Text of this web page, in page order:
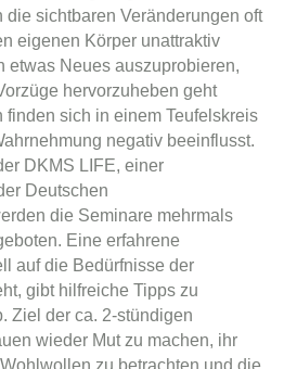
die sichtbaren Veränderungen oft
eigenen Körper unattraktiv
etwas Neues auszuprobieren,
hervorzuheben geht
finden sich in einem Teufelskreis
negativ beeinflusst.
DKMS LIFE, einer
Deutschen
die Seminare mehrmals
Eine erfahrene
auf die Bedürfnisse der
gibt hilfreiche Tipps zu
Ziel der ca. 2-stündigen
wieder Mut zu machen, ihr